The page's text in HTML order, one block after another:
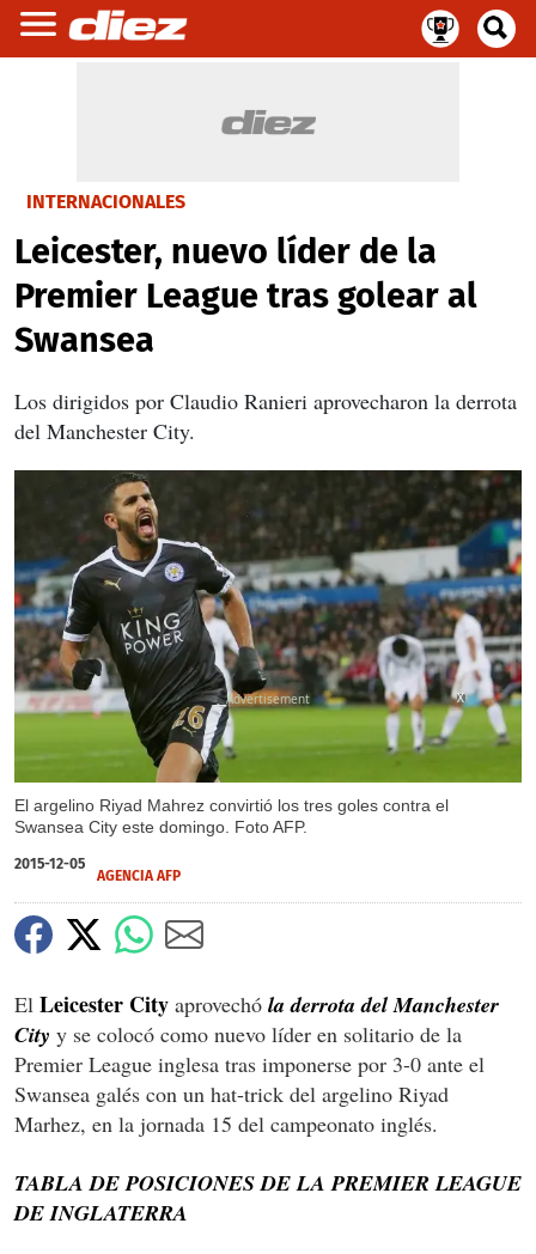
INTERNACIONALES
Leicester, nuevo líder de la
Premier League tras golear al
Swansea
Los dirigidos por Claudio Ranieri aprovecharon la derrota
del Manchester City.
El argelino Riyad Mahrez convirtió los tres goles contra el
Swansea City este domingo. Foto AFP.
X
2015-12-05
AGENCIA AFP
El Leicester City aprovechó la derrota del Manchester
City y se colocó como nuevo líder en solitario de la
Premier League inglesa tras imponerse por 3-0 ante el
Swansea galés con un hat-trick del argelino Riyad
Marhez, en la jornada 15 del campeonato inglés.
TABLA DE POSICIONES DE LA PREMIER LEAGUE
DE INGLATERRA